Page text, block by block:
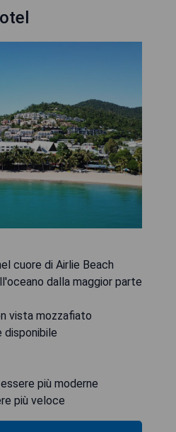
cuore di Airlie Beach
dalla maggior parte
vista mozzafiato
disponibile
più moderne
più veloce